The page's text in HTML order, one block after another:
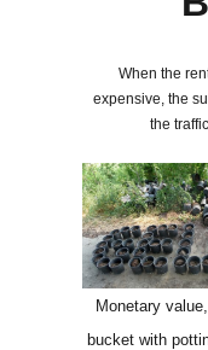
When the
expensive, the
the
Monetary
bucket with